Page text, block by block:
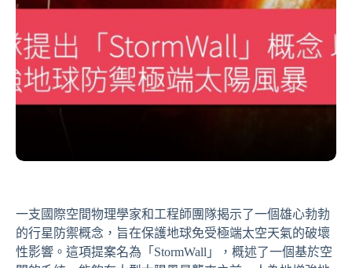
一支國際空間物理學家和工程師團隊揭示了一個雄心勃勃
的行星防禦概念，旨在保護地球免受極端太空天氣的破壞
性影響。這項提案名為「StormWall」，概述了一個基於空